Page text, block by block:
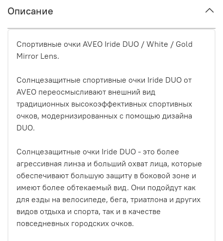
Описание
Спортивные очки AVEO Iride DUO / White / Gold
Mirror Lens.
Солнцезащитные спортивные очки Iride DUO от
AVEO переосмысливают внешний вид
традиционных высокоэффективных спортивных
очков, модернизированных с помощью дизайна
DUO.
Солнцезащитные очки Iride DUO - это более
агрессивная линза и больший охват лица, которые
обеспечивают большую защиту в боковой зоне и
имеют более обтекаемый вид. Они подойдут как
для езды на велосипеде, бега, триатлона и других
видов отдыха и спорта, так и в качестве
повседневных городских очков.